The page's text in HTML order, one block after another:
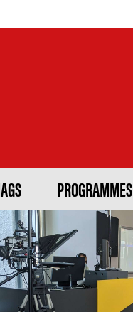
PROGRAMMES